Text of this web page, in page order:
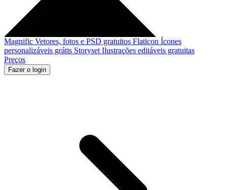
Magnific Vetores, fotos e PSD gratuitos Flaticon Ícones
personalizáveis grátis Storyset Ilustrações editáveis gratuitas
Preços
Fazer o login